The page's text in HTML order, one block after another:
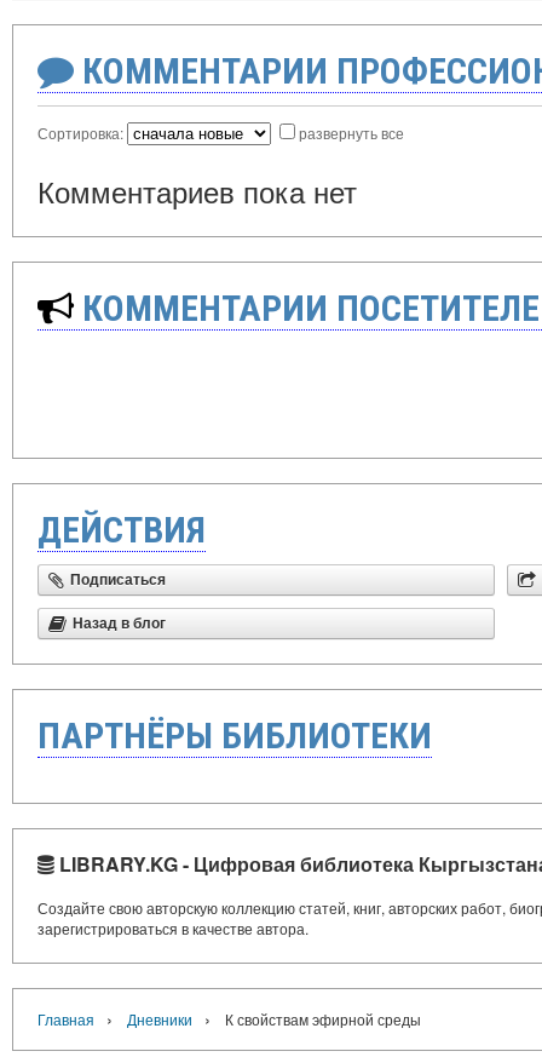
КОММЕНТАРИИ
Сортировка: развернуть все
Комментариев пока нет
КОММЕНТАРИИ
ДЕЙСТВИЯ
Подписаться
Назад в блог
ПАРТНЁРЫ БИБЛИОТЕКИ
LIBRARY.KG - Цифровая библиотека
Создайте свою авторскую коллекцию статей, книг, авторских работ,
зарегистрироваться в качестве автора.
Главная › Дневники › К свойствам эфирной среды